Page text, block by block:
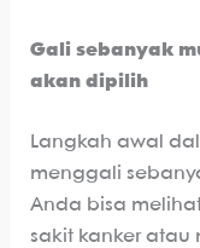
Gali sebanyak
akan dipilih
Langkah awal
menggali
Anda bisa
sakit kanker atau